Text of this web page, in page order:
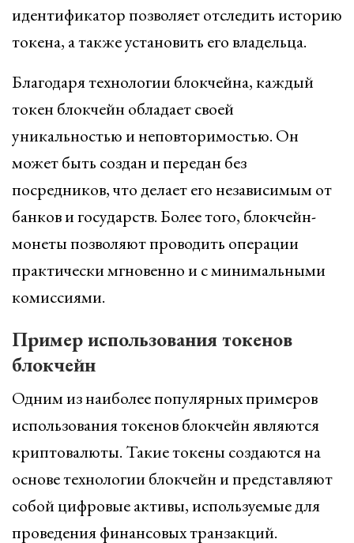
идентификатор позволяет отследить историю
токена, а также установить его владельца.
Благодаря технологии блокчейна, каждый
токен блокчейн обладает своей
уникальностью и неповторимостью. Он
может быть создан и передан без
посредников, что делает его независимым от
банков и государств. Более того, блокчейн-
монеты позволяют проводить операции
практически мгновенно и с минимальными
комиссиями.
Пример использования токенов
блокчейн
Одним из наиболее популярных примеров
использования токенов блокчейн являются
криптовалюты. Такие токены создаются на
основе технологии блокчейн и представляют
собой цифровые активы, используемые для
проведения финансовых транзакций.